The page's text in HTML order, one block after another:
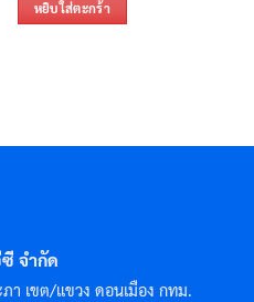
หยิบใส่ตะกร้า
จำกัด
า เขต/แขวง ดอนเมือง กทม.